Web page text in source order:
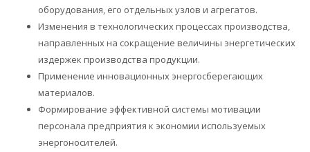
оборудования, его отдельных узлов и агрегатов.
Изменения в технологических процессах производства,
направленных на сокращение величины энергетических
издержек производства продукции.
Применение инновационных энергосберегающих
материалов.
Формирование эффективной системы мотивации
персонала предприятия к экономии используемых
энергоносителей.